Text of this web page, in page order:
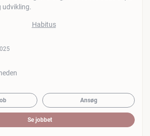
udvikling.
Ansøg
Se jobbet